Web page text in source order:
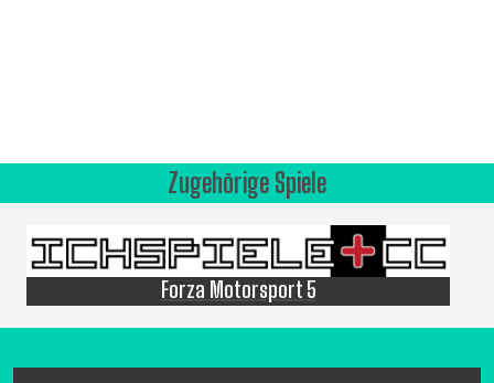
Zugehörige Spiele
Forza Motorsport 5